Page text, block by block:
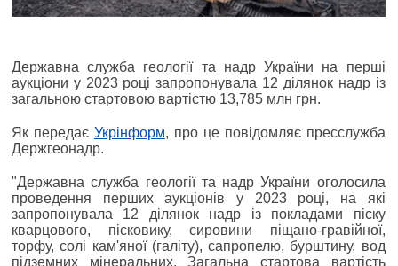
Державна служба геології та надр України на перші
аукціони у 2023 році запропонувала 12 ділянок надр із
загальною стартовою вартістю 13,785 млн грн.
Як передає Укрінформ, про це повідомляє пресслужба
Держгеонадр.
"Державна служба геології та надр України оголосила
проведення перших аукціонів у 2023 році, на які
запропонувала 12 ділянок надр із покладами піску
кварцового, пісковику, сировини піщано-гравійної,
торфу, солі кам'яної (галіту), сапропелю, бурштину, вод
підземних мінеральних. Загальна стартова вартість